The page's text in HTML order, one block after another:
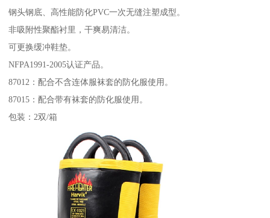
钢头钢底、高性能防化PVC一次无缝注塑成型。
非吸附性聚酯衬里，干爽易清洁。
可更换缓冲鞋垫。
NFPA1991-2005认证产品。
87012：配合不含连体服袜套的防化服使用。
87015：配合带有袜套的防化服使用。
包装：2双/箱